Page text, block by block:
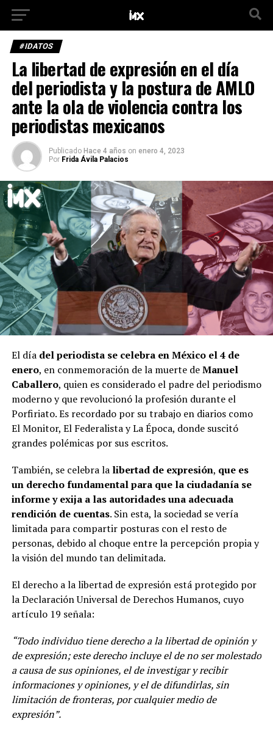
#IDATOS
La libertad de expresión en el día
del periodista y la postura de AMLO
ante la ola de violencia contra los
periodistas mexicanos
Publicado Hace 4 años on enero 4, 2023
Por Frida Ávila Palacios
El día del periodista se celebra en México el 4 de
enero, en conmemoración de la muerte deManuel
Caballero, quien es considerado el padre del periodismo
moderno y que revolucionó la profesión durante el
Porfiriato. Es recordado por su trabajo en diarios como
El Monitor, El Federalista y La Época, donde suscitó
grandes polémicas por sus escritos.
También, se celebra la libertad de expresión, que es
un derecho fundamental para que la ciudadanía se
informe y exija a las autoridades una adecuada
rendición de cuentas. Sin esta, la sociedad se vería
limitada para compartir posturas con el resto de
personas, debido al choque entre la percepción propia y
la visión del mundo tan delimitada.
El derecho a la libertad de expresión está protegido por
la Declaración Universal de Derechos Humanos, cuyo
artículo 19 señala:
“Todo individuo tiene derecho a la libertad de opinión y
de expresión; este derecho incluye el de no ser molestado
a causa de sus opiniones, el de investigar y recibir
informaciones y opiniones, y el de difundirlas, sin
limitación de fronteras, por cualquier medio de
expresión”.